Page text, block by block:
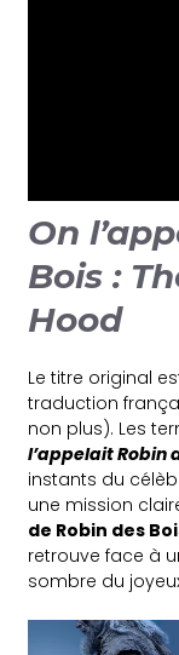
On
Bois :
Hood
Le titre original
traduction
non plus). Les
l’appelait Robin
instants du
une mission
de Robin des
retrouve face à
sombre du